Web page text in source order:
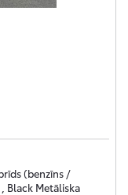
(benzīns /
Black Metāliska